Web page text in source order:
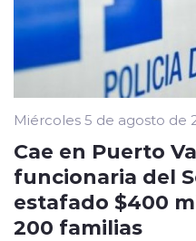
Miércoles 5 de agosto de
Cae en Puerto
funcionaria del
estafado $400
200 familias